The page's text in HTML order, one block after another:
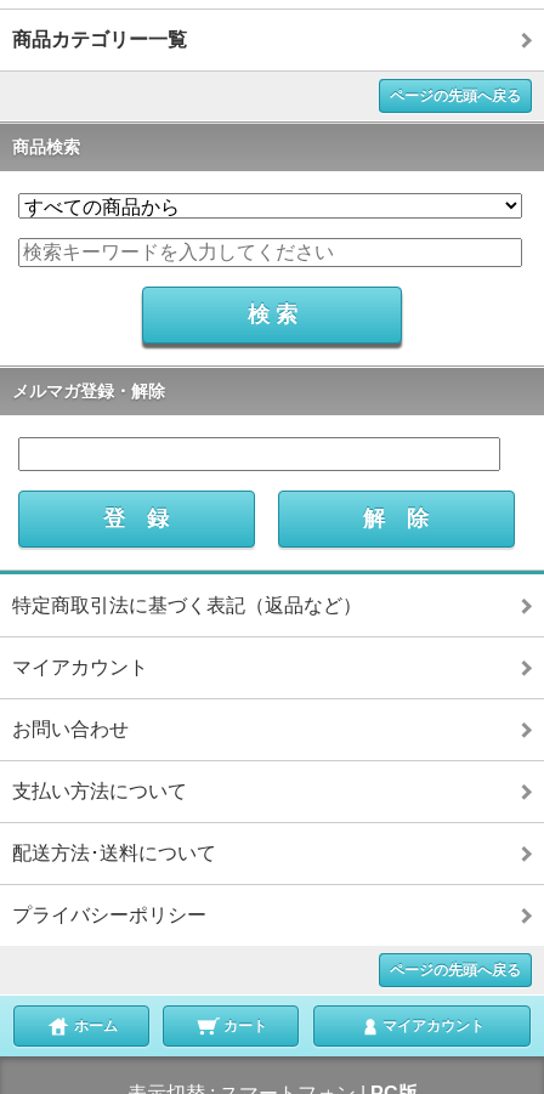
商品カテゴリー一覧
ページの先頭へ戻る
商品検索
メルマガ登録・解除
特定商取引法に基づく表記（返品など）
マイアカウント
お問い合わせ
支払い方法について
配送方法･送料について
プライバシーポリシー
ページの先頭へ戻る
ホーム カート マイアカウント